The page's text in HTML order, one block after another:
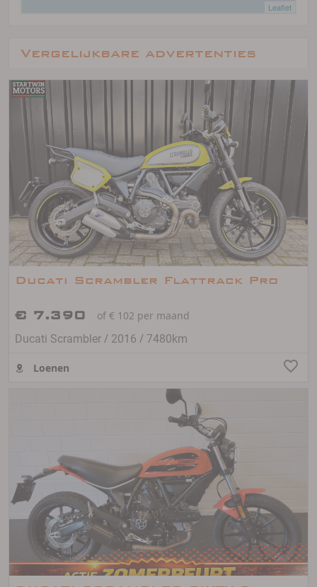
Leaflet
Vergelijkbare advertenties
Ducati Scrambler Flattrack Pro
€ 7.390
of € 102 per maand
Ducati Scrambler / 2016 / 7480km
Loenen